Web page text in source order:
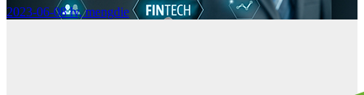
2023-06-08lv, mengdie